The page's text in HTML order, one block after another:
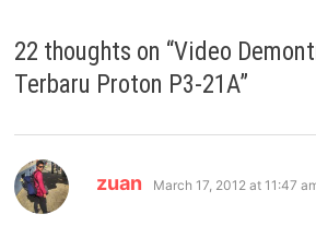
22 thoughts on “Video
Terbaru Proton P3-21A”
zuan says:
March 17, 2012 at 11:47